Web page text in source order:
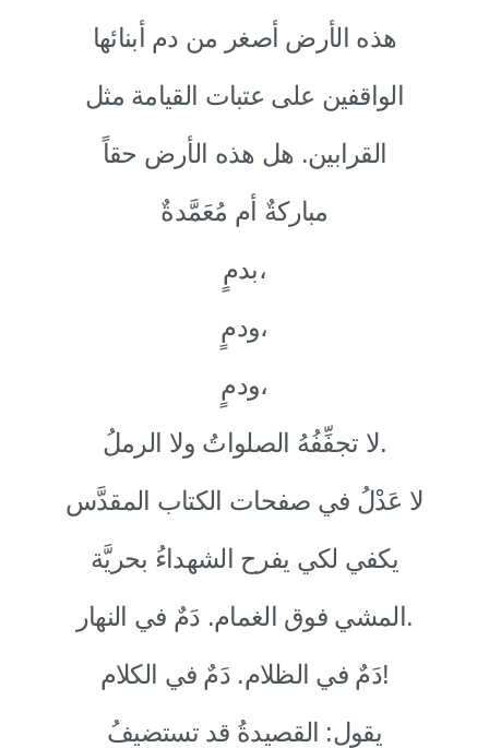
هذه الأرض أصغر من دم أبنائها
الواقفين على عتبات القيامة مثل
القرابين. هل هذه الأرض حقاً
مباركةٌ أم مُعَمَّدةٌ
بدمٍ،
ودمٍ،
ودمٍ،
لا تجفِّفُهُ الصلواتُ ولا الرملُ.
لا عَدْلُ في صفحات الكتاب المقدَّس
يكفي لكي يفرح الشهداءُ بحريَّة
المشي فوق الغمام. دَمٌ في النهار.
دَمٌ في الظلام. دَمٌ في الكلام!
يقول: القصيدةُ قد تستضيفُ